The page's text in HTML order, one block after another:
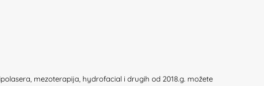
mezoterapija, hydrofacial i drugih od 2018.g. možete